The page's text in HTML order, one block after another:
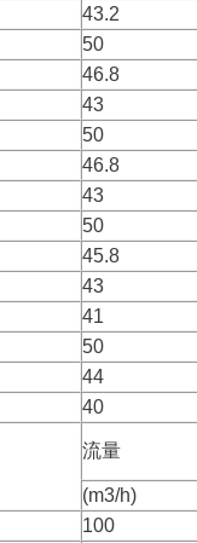
43.2
50
46.8
43
50
46.8
43
50
45.8
43
41
50
44
40
流量
(m3/h)
100